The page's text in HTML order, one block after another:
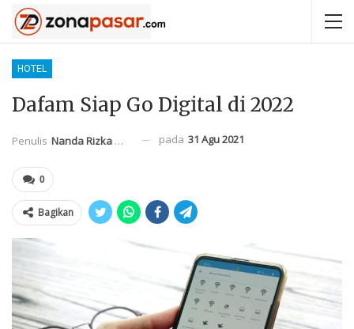
HOTEL
Dafam Siap Go Digital di 2022
Penulis Nanda Rizka Mahendra pada 31 Agu 2021
0
Bagikan